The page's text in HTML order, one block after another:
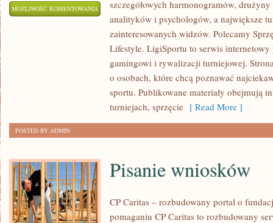
MOŻLIWOŚĆ KOMENTOWANIA ANALIZY
PROGNOZY
szczegółowych harmonogramów,
analityków i psychologów, a największe
zainteresowanych widzów. Polecamy
Lifestyle. LigiSportu to serwis
gamingowi i rywalizacji turniejowej.
o osobach, które chcą poznawać
sportu. Publikowane materiały obejmują
turniejach, sprzęcie [ Read More ]
POSTED BY ADMIN
Pisanie wniosków
CP Caritas – rozbudowany portal o
pomaganiu CP Caritas to rozbudowany